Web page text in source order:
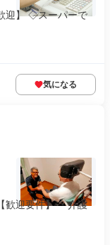
迎】 ◇スーパーで
気になる
歓迎要件】 ・介護